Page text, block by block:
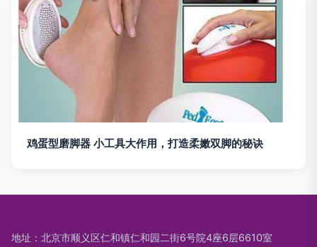
鸡蛋型磨脚器 小工具大作用，打造柔嫩双脚的秘诀
地址：北京市顺义区仁和镇仁和园二街6号院4座6层6610室